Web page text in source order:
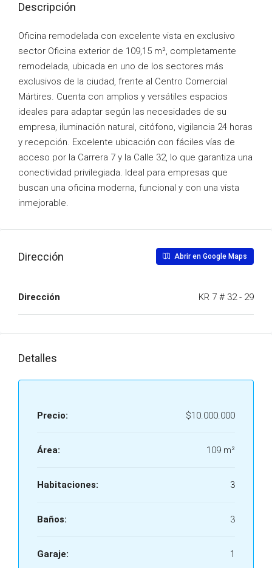
Descripción
Oficina remodelada con excelente vista en exclusivo
sector Oficina exterior de 109,15 m², completamente
remodelada, ubicada en uno de los sectores más
exclusivos de la ciudad, frente al Centro Comercial
Mártires. Cuenta con amplios y versátiles espacios
ideales para adaptar según las necesidades de su
empresa, iluminación natural, citófono, vigilancia 24 horas
y recepción. Excelente ubicación con fáciles vías de
acceso por la Carrera 7 y la Calle 32, lo que garantiza una
conectividad privilegiada. Ideal para empresas que
buscan una oficina moderna, funcional y con una vista
inmejorable.
Dirección Abrir en Google Maps
Dirección KR 7 # 32 - 29
Detalles
Precio: $10.000.000
Área: 109 m²
Habitaciones: 3
Baños: 3
Garaje: 1